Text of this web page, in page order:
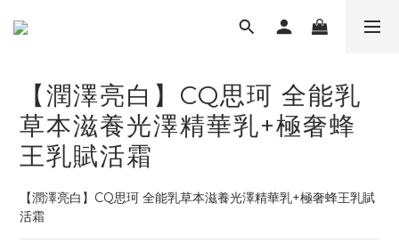
【潤澤亮白】CQ思珂 全能乳
草本滋養光澤精華乳+極奢蜂
王乳賦活霜
【潤澤亮白】CQ思珂 全能乳草本滋養光澤精華乳+極奢蜂王乳賦
活霜